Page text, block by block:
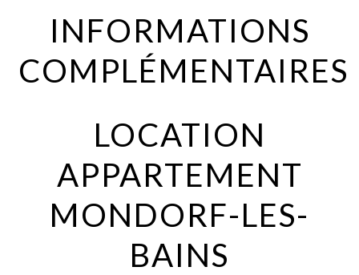
INFORMATIONS
COMPLÉMENTAIRES
LOCATION
APPARTEMENT
MONDORF-LES-
BAINS